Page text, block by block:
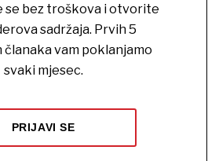
se bez troškova i otvorite
sadržaja. Prvih 5
članaka vam poklanjamo
svaki mjesec.
PRIJAVI SE